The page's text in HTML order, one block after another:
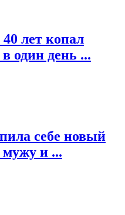
лет копал
один день ...
себе новый
и ...